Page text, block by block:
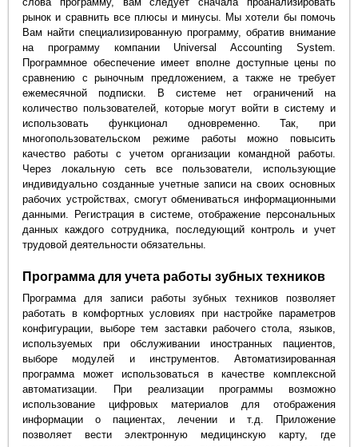
рынок и сравнить все плюсы и минусы. Мы хотели бы помочь
Вам найти специализированную программу, обратив внимание
на программу компании Universal Accounting System.
Программное обеспечение имеет вполне доступные цены по
сравнению с рыночным предложением, а также не требует
ежемесячной подписки. В системе нет ограничений на
количество пользователей, которые могут войти в систему и
использовать функционал одновременно. Так, при
многопользовательском режиме работы можно повысить
качество работы с учетом организации командной работы.
Через локальную сеть все пользователи, использующие
индивидуально созданные учетные записи на своих основных
рабочих устройствах, смогут обмениваться информационными
данными. Регистрация в системе, отображение персональных
данных каждого сотрудника, последующий контроль и учет
трудовой деятельности обязательны.
Программа для учета работы зубных техников
Программа для записи работы зубных техников позволяет
работать в комфортных условиях при настройке параметров
конфигурации, выборе тем заставки рабочего стола, языков,
используемых при обслуживании иностранных пациентов,
выборе модулей и инструментов. Автоматизированная
программа может использоваться в качестве комплексной
автоматизации. При реализации программы возможно
использование цифровых материалов для отображения
информации о пациентах, лечении и т.д. Приложение
позволяет вести электронную медицинскую карту, где